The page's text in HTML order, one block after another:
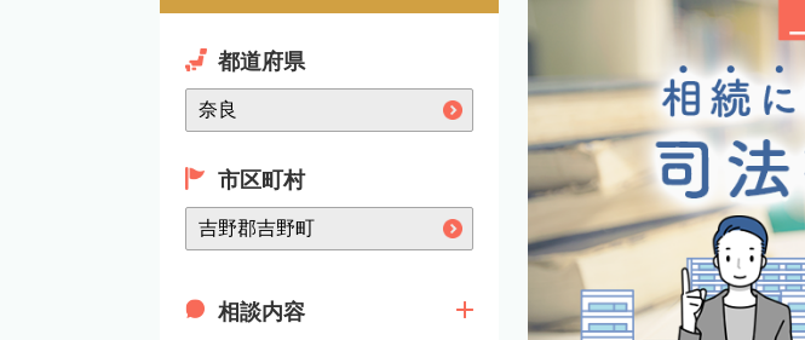
都道府県
市区町村
相談内容